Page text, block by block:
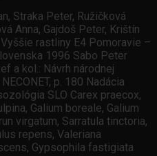
Straka Peter, Ružičková
Anna, Gajdoš Peter, Krištín
rastliny E4 Pomoravie –
1996 Sabo Peter
a kol.: Návrh národnej
p. 180 Nadácia
SLO Carex praecox,
Galium boreale, Galium
virgatum, Sarratula tinctoria,
repens, Valeriana
Gypsophila fastigiata